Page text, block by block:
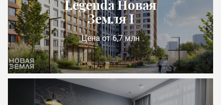
Legenda Новая
Земля I
Цена от 6,7 млн